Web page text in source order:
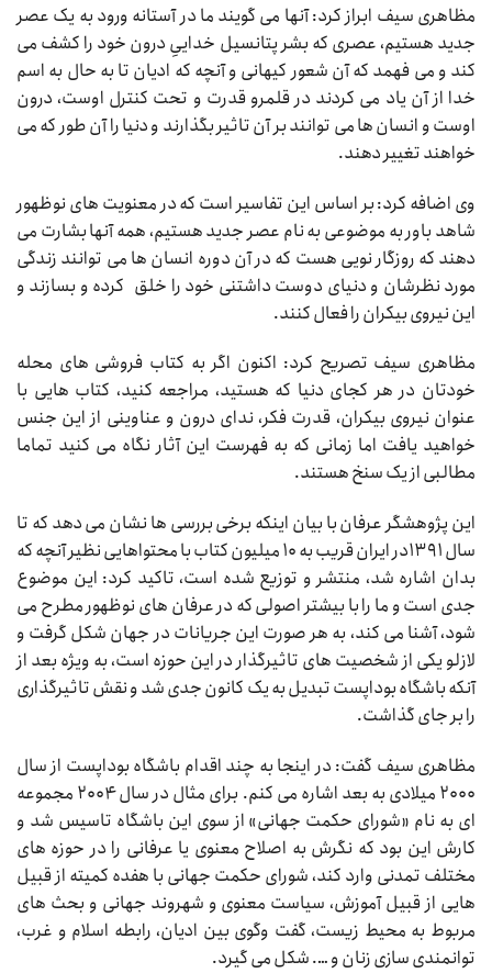
مظاهری سیف ابراز کرد: آنها می گویند ما در آستانه ورود به یک عصر
جدید هستیم، عصری که بشر پتانسیل خداییِ درون خود را کشف می
کند و می فهمد که آن شعور کیهانی و آنچه که ادیان تا به حال به اسم
خدا از آن یاد می کردند در قلمرو قدرت و تحت کنترل اوست، درون
اوست و انسان ها می توانند بر آن تاثیر بگذارند و دنیا را آن طور که می
خواهند تغییر دهند.
وی اضافه کرد: بر اساس این تفاسیر است که در معنویت های نوظهور
شاهد باور به موضوعی به نام عصر جدید هستیم، همه آنها بشارت می
دهند که روزگار نویی هست که در آن دوره انسان ها می توانند زندگی
مورد نظرشان و دنیای دوست داشتنی خود را خلق کرده و بسازند و
این نیروی بیکران را فعال کنند.
مظاهری سیف تصریح کرد: اکنون اگر به کتاب فروشی های محله
خودتان در هر کجای دنیا که هستید، مراجعه کنید، کتاب هایی با
عنوان نیروی بیکران، قدرت فکر، ندای درون و عناوینی از این جنس
خواهید یافت اما زمانی که به فهرست این آثار نگاه می کنید تماما
مطالبی از یک سنخ هستند.
این پژوهشگر عرفان با بیان اینکه برخی بررسی ها نشان می دهد که تا
سال ۱۳۹۱در ایران قریب به ۱۰ میلیون کتاب با محتواهایی نظیر آنچه که
بدان اشاره شد، منتشر و توزیع شده است، تاکید کرد: این موضوع
جدی است و ما را با بیشتر اصولی که در عرفان های نوظهور مطرح می
شود، آشنا می کند، به هر صورت این جریانات در جهان شکل گرفت و
لازلو یکی از شخصیت های تاثیرگذار در این حوزه است، به ویژه بعد از
آنکه باشگاه بوداپست تبدیل به یک کانون جدی شد و نقش تاثیرگذاری
را بر جای گذاشت.
مظاهری سیف گفت: در اینجا به چند اقدام باشگاه بوداپست از سال
۲۰۰۰ میلادی به بعد اشاره می کنم. برای مثال در سال ۲۰۰۴ مجموعه
ای به نام «شورای حکمت جهانی» از سوی این باشگاه تاسیس شد و
کارش این بود که نگرش به اصلاح معنوی یا عرفانی را در حوزه های
مختلف تمدنی وارد کند، شورای حکمت جهانی با هفده کمیته از قبیل
هایی از قبیل آموزش، سیاست معنوی و شهروند جهانی و بحث های
مربوط به محیط زیست، گفت وگوی بین ادیان، رابطه اسلام و غرب،
توانمندی سازی زنان و …. شکل می گیرد.